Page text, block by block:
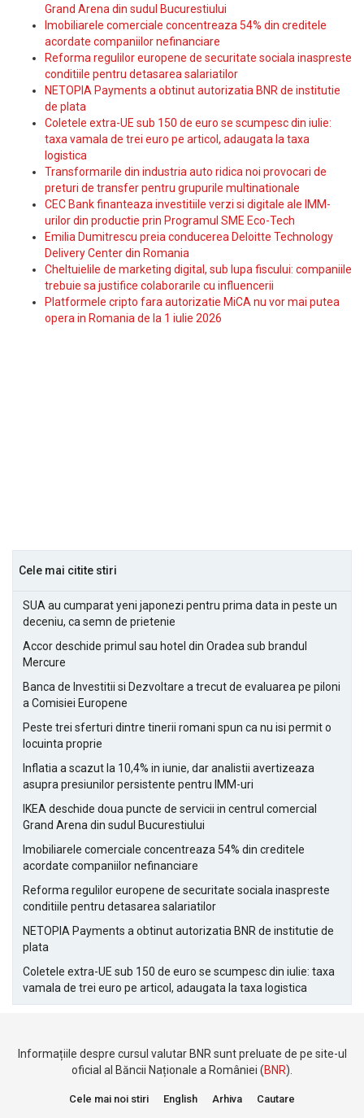
Grand Arena din sudul Bucurestiului
Imobiliarele comerciale concentreaza 54% din creditele
acordate companiilor nefinanciare
Reforma regulilor europene de securitate sociala inaspreste
conditiile pentru detasarea salariatilor
NETOPIA Payments a obtinut autorizatia BNR de institutie
de plata
Coletele extra-UE sub 150 de euro se scumpesc din iulie:
taxa vamala de trei euro pe articol, adaugata la taxa
logistica
Transformarile din industria auto ridica noi provocari de
preturi de transfer pentru grupurile multinationale
CEC Bank finanteaza investitiile verzi si digitale ale IMM-
urilor din productie prin Programul SME Eco-Tech
Emilia Dumitrescu preia conducerea Deloitte Technology
Delivery Center din Romania
Cheltuielile de marketing digital, sub lupa fiscului: companiile
trebuie sa justifice colaborarile cu influencerii
Platformele cripto fara autorizatie MiCA nu vor mai putea
opera in Romania de la 1 iulie 2026
Cele mai citite stiri
SUA au cumparat yeni japonezi pentru prima data in peste un
deceniu, ca semn de prietenie
Accor deschide primul sau hotel din Oradea sub brandul
Mercure
Banca de Investitii si Dezvoltare a trecut de evaluarea pe piloni
a Comisiei Europene
Peste trei sferturi dintre tinerii romani spun ca nu isi permit o
locuinta proprie
Inflatia a scazut la 10,4% in iunie, dar analistii avertizeaza
asupra presiunilor persistente pentru IMM-uri
IKEA deschide doua puncte de servicii in centrul comercial
Grand Arena din sudul Bucurestiului
Imobiliarele comerciale concentreaza 54% din creditele
acordate companiilor nefinanciare
Reforma regulilor europene de securitate sociala inaspreste
conditiile pentru detasarea salariatilor
NETOPIA Payments a obtinut autorizatia BNR de institutie de
plata
Coletele extra-UE sub 150 de euro se scumpesc din iulie: taxa
vamala de trei euro pe articol, adaugata la taxa logistica
Informațiile despre cursul valutar BNR sunt preluate de pe site-ul
oficial al Băncii Naționale a României (BNR).
Cele mai noi stiri English Arhiva Cautare